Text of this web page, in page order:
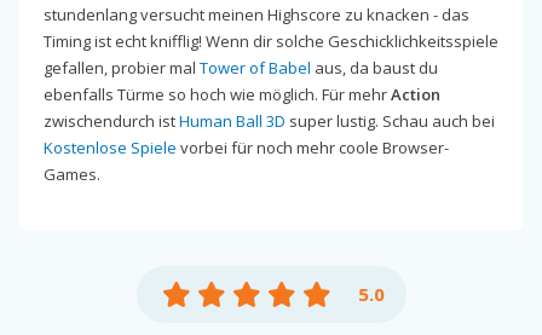
stundenlang versucht meinen Highscore zu knacken - das
Timing ist echt knifflig! Wenn dir solche Geschicklichkeitsspiele
gefallen, probier mal Tower of Babel aus, da baust du
ebenfalls Türme so hoch wie möglich. Für mehrAction
zwischendurch istHuman Ball 3D super lustig. Schau auch bei
Kostenlose Spiele vorbei für noch mehr coole Browser-
Games.
5.0